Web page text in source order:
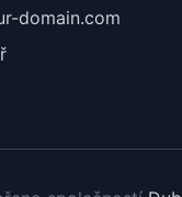
domain.com